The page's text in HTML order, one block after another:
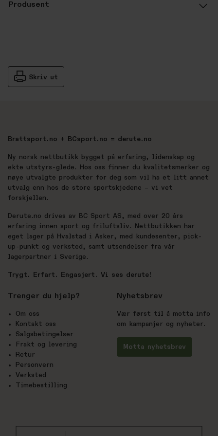
Produsent
Skriv ut
Brattsport.no + BCsport.no = derute.no
Ny norsk nettbutikk bygget på erfaring, lidenskap og
ekte utstyrs-glede. Hos oss finner du kvalitetsmerker og
nøye utvalgte produkter for deg som vil ha et litt annet
utvalg enn hos de store sportskjedene – vi vet
forskjellen.
Derute.no drives av BC Sport AS, med over 20 års
erfaring innen sport og friluftsliv. Nettbutikken har
eget lager på Hvalstad i Asker, med kundesenter, pick-
up-punkt og verksted, samt utsendelser fra vår
lagerpartner i Sverige.
Trygt. Erfart. Engasjert. Vi ses derute!
Trenger du hjelp?
Om oss
Kontakt oss
Salgsbetingelser
Frakt og levering
Retur
Personvern
Verksted
Timebestilling
Nyhetsbrev
Vær først til å motta info
om kampanjer og nyheter.
Motta nyhetsbrev